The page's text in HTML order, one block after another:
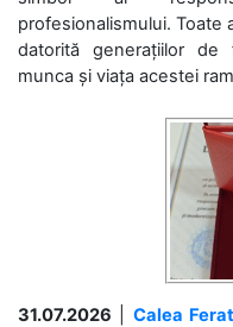
profesionalismului. Toate
datorită generațiilor de
munca și viața acestei
31.07.2026
Calea